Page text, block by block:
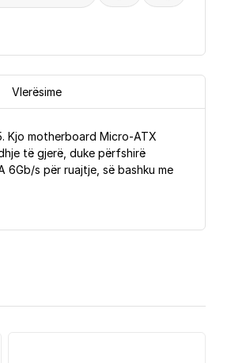
Vlerësime
Kjo motherboard Micro-ATX
të gjerë, duke përfshirë
6Gb/s për ruajtje, së bashku me